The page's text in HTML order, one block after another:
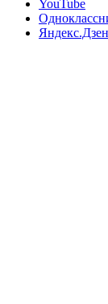
YouTube
Яндекс.Дзен